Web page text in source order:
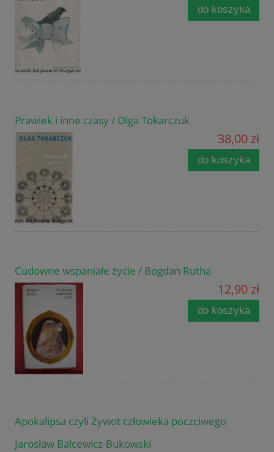
do koszyka
Prawiek i inne czasy / Olga Tokarczuk
38,00 zł
do koszyka
Cudowne wspaniałe życie / Bogdan Rutha
12,90 zł
do koszyka
Apokalipsa czyli Żywot człowieka poczciwego
Jarosław Balcewicz-Bukowski